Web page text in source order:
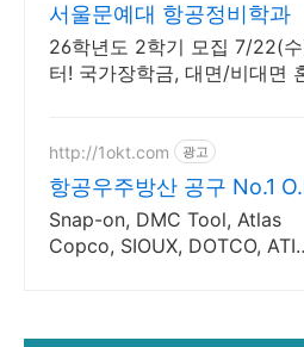
서울문예대 항공정비학과
26학년도 2학기 모집 7/22(
터! 국가장학금, 대면/비대면
http://1okt.com 광고
항공우주방산 공구 No.1
역
Snap-on, DMC Tool, Atlas
Copco, SIOUX, DOTCO, ATI